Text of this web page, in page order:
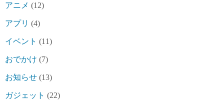
アニメ (12)
アプリ (4)
イベント (11)
おでかけ (7)
お知らせ (13)
ガジェット (22)